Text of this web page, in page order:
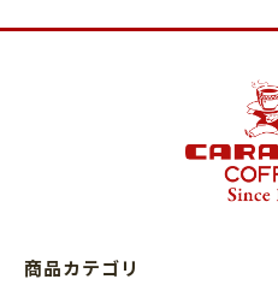
商品カテゴリ